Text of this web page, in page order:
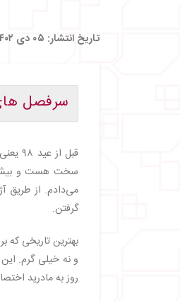
تاریخ انتشار: ۰۵ دی ۱۴۰۲
سرفصل
・روز اول
・
・ روز سوم
・روز چهارم
・بارسلونا،
قبل از عید ۹۸ یعنی حدوداً اسفندماه دنبال پیداکردن یک
سخت هست و
می‌دادم. از طریق
گرفتن.
و نه خیلی گرم.
روز به مادرید